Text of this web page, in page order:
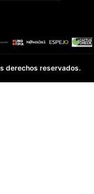
derechos reservados.